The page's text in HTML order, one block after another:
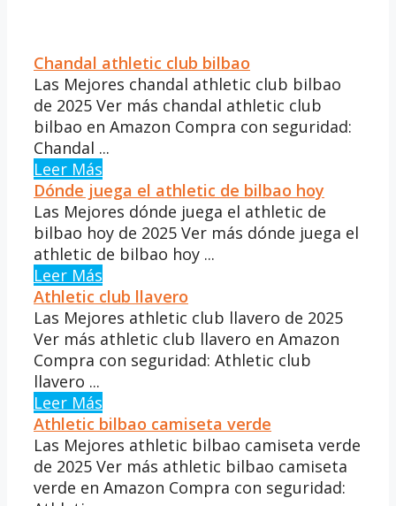
Chandal athletic club bilbao
Las Mejores chandal athletic club bilbao
de 2025 Ver más chandal athletic club
bilbao en Amazon Compra con seguridad:
Chandal ...
Leer Más
Dónde juega el athletic de bilbao hoy
Las Mejores dónde juega el athletic de
bilbao hoy de 2025 Ver más dónde juega el
athletic de bilbao hoy ...
Leer Más
Athletic club llavero
Las Mejores athletic club llavero de 2025
Ver más athletic club llavero en Amazon
Compra con seguridad: Athletic club
llavero ...
Leer Más
Athletic bilbao camiseta verde
Las Mejores athletic bilbao camiseta verde
de 2025 Ver más athletic bilbao camiseta
verde en Amazon Compra con seguridad: